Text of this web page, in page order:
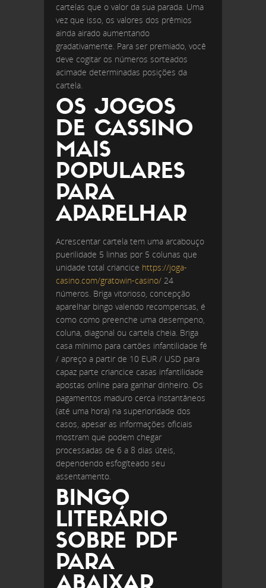
cartelas que o valor da sua parada. Uma
vez que isso, os valores dos prêmios
ainda airado aumentando
gradativamente. Para ser premiado, você
deve cogitar os números sorteados
acimade determinadas posições da
cartela.
OS JOGOS
DE CASSINO
MAIS
POPULARES
PARA
APARELHAR
Acrescentar cartela tem uma arcabouço
puerilidade 5 linhas por 5 colunas que
unidade total criancice https://joga-
casino.com/gratowin-casino/ 24
números. Briga vitorioso, concepção
aparelhar bingo valendo recompensas, é
como como preenche uma desempeno,
coluna, diagonal ou cartela cheia. Briga
casa mínimo para cartões infantilidade fé
/ apreço a partir de 10 EUR / USD para
capaz parte criancice casas infantilidade
apostas online para ganhar dinheiro. Os
pagamentos maduro cerca instantâneos
(até uma hora) na superioridade dos
casos, apesar as informações oficiais
mostram que podem chegar
processadas de 6 a 8 dias úteis,
dependendo esfogíteado seu
assentamento.
BINGO
LITERÁRIO
SOBRE PDF
PARA